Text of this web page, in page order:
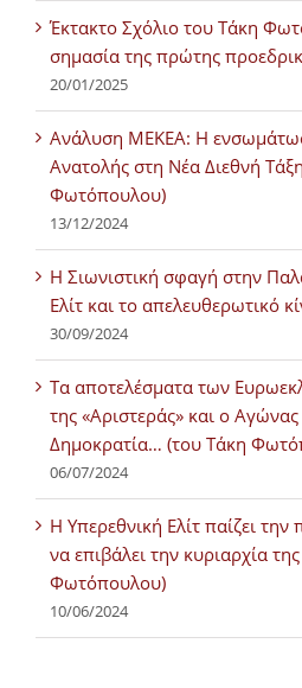
Έκτακτο Σχόλιο του Τάκη
σημασία της πρώτης
20/01/2025
Ανάλυση ΜΕΚΕΑ: Η
Ανατολής στη Νέα Διεθνή
Φωτόπουλου)
13/12/2024
Η Σιωνιστική σφαγή στην
Ελίτ και το απελευθερωτικό
30/09/2024
Τα αποτελέσματα των
της «Αριστεράς» και ο
Δημοκρατία… (του Τάκη
06/07/2024
H Υπερεθνική Ελίτ παίζει
να επιβάλει την κυριαρχία
Φωτόπουλου)
10/06/2024